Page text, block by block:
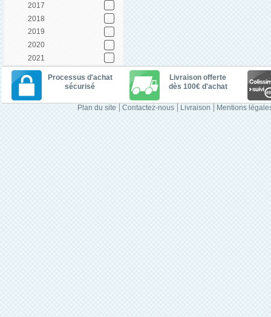
2017
2018
2019
2020
2021
Processus d'achat
sécurisé
Livraison offerte
dès 100€ d'achat
Plan du site Contactez-nous Livraison Mentions